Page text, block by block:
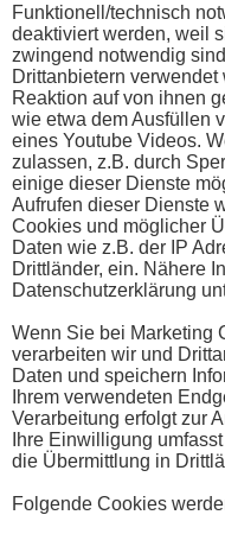
Funktionell/technisch
deaktiviert werden, weil
zwingend notwendig
Drittanbietern
Reaktion auf von ihnen
wie etwa dem Ausfüllen
eines Youtube Videos.
zulassen, z.B. durch
einige dieser Dienste
Aufrufen dieser Dienste
Cookies und möglicher
Daten wie z.B. der IP
Drittländer, ein. Nähere
Datenschutzerklärung
Wenn Sie bei Marketing
verarbeiten wir und
Daten und speichern
Ihrem verwendeten
Verarbeitung erfolgt zur
Ihre Einwilligung
die Übermittlung in
Folgende Cookies